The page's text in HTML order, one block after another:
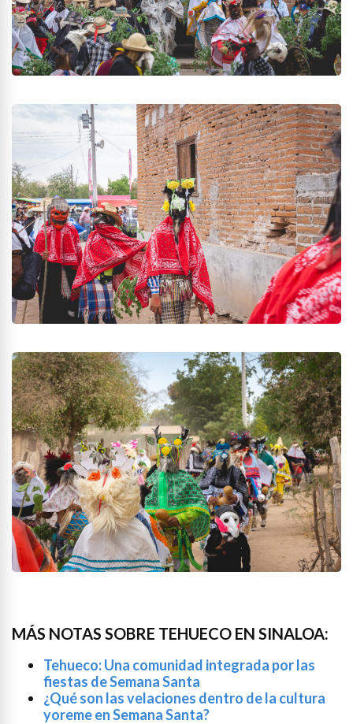
MÁS NOTAS SOBRE TEHUECO EN SINALOA:
Tehueco: Una comunidad integrada por las
fiestas de Semana Santa
¿Qué son las velaciones dentro de la cultura
yoreme en Semana Santa?